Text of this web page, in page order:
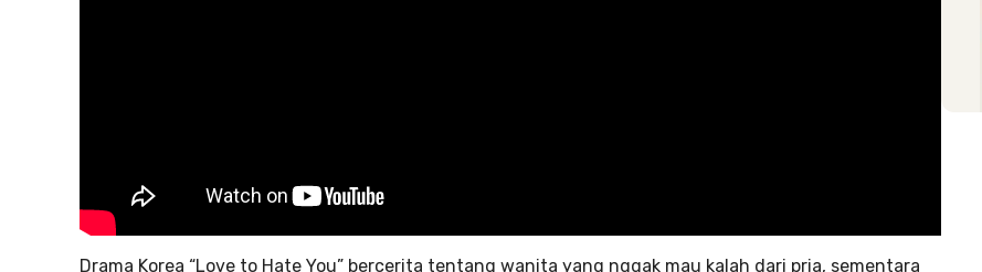
Drama Korea “Love to Hate You” bercerita tentang wanita yang nggak mau kalah dari pria, sementara